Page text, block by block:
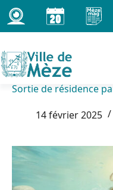
Passer
au
contenu
Sortie de résidence
14 février 2025